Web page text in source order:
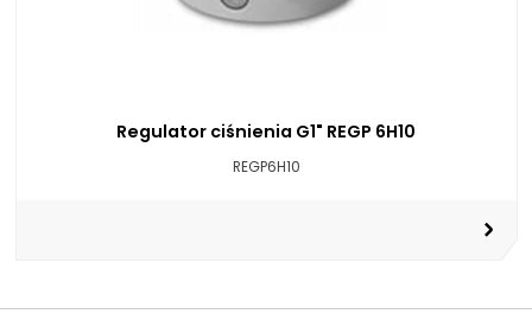
Regulator ciśnienia G1" REGP 6H10
REGP6H10